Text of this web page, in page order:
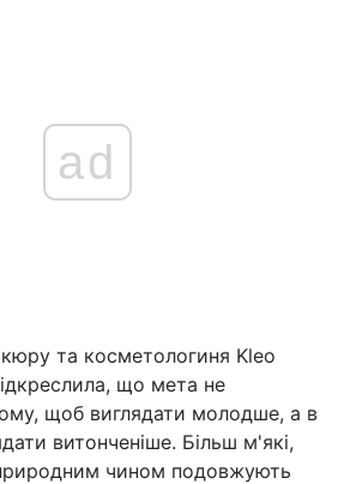
ad
та косметологиня Kleo
що мета не
щоб виглядати молодше, а в
витонченіше. Більш м'які,
чином подовжують